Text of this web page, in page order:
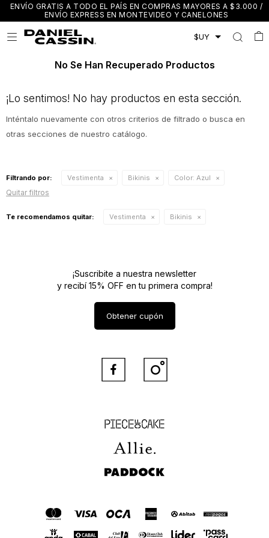
ENVÍO GRATIS A TODO EL PAÍS EN COMPRAS MAYORES A $3.000 /
ENVÍO EXPRESS EN MONTEVIDEO Y CANELONES

No Se Han Recuperado Productos
¡Lo sentimos! No hay productos en esta sección.
Inténtalo nuevamente con otros criterios de filtrado o busca en
otras secciones de nuestro catálogo.
Filtrando por: Vestimenta Bikinis Color: Azul
Quitar filtros
Te recomendamos quitar: Vestimenta Bikinis
Piece of Cake
Allie
Paddock
¡Suscribite a nuestra newsletter
y recibí 15% OFF en tu primera compra!
Obtener cupón
 